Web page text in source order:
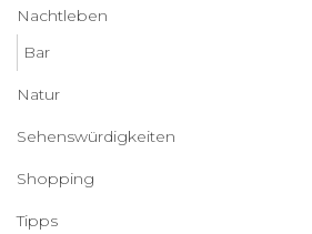
Nachtleben
Bar
Natur
Sehenswürdigkeiten
Shopping
Tipps